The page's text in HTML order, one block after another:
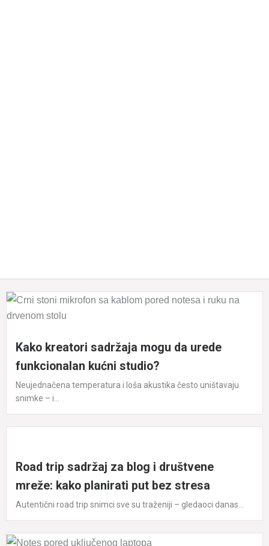
Kako kreatori sadržaja mogu da urede
funkcionalan kućni studio?
Neujednačena temperatura i loša akustika često uništavaju
snimke – i...
Road trip sadržaj za blog i društvene
mreže: kako planirati put bez stresa
Autentični road trip snimci sve su traženiji – gledaoci danas...